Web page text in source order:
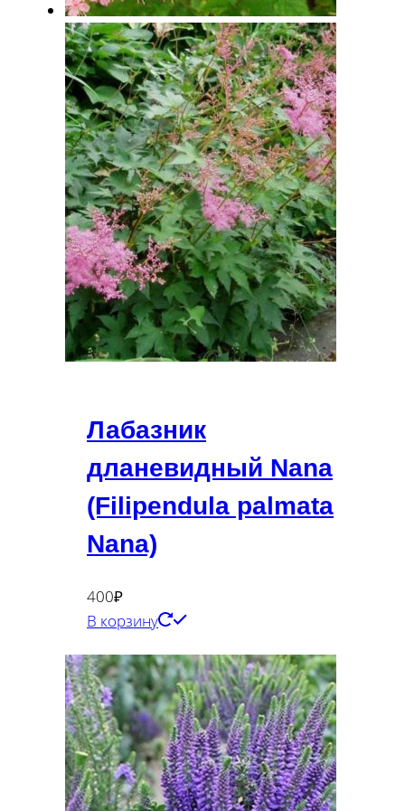
Лабазник
дланевидный Nana
(Filipendula palmata
Nana)
400₽
В корзину